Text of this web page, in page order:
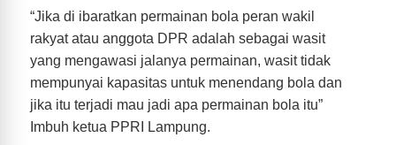
“Jika di ibaratkan permainan bola peran wakil
rakyat atau anggota DPR adalah sebagai wasit
yang mengawasi jalanya permainan, wasit tidak
mempunyai kapasitas untuk menendang bola dan
jika itu terjadi mau jadi apa permainan bola itu”
Imbuh ketua PPRI Lampung.